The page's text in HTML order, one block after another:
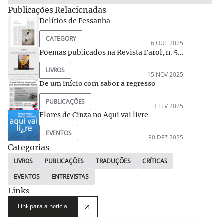
Publicações Relacionadas
Delírios de Pessanha
CATEGORY
6 OUT 2025
Poemas publicados na Revista Farol, n. 5,
Departamento de Línguas e Literaturas
Românicas da Universidade de Buffalo,
Estados Unidos
LIVROS
15 NOV 2025
De um início com sabor a regresso
PUBLICAÇÕES
3 FEV 2025
Flores de Cinza no Aqui vai livre
EVENTOS
30 DEZ 2025
Categorias
LIVROS PUBLICAÇÕES TRADUÇÕES
CRÍTICAS
EVENTOS
ENTREVISTAS
Links
Link para a noticia